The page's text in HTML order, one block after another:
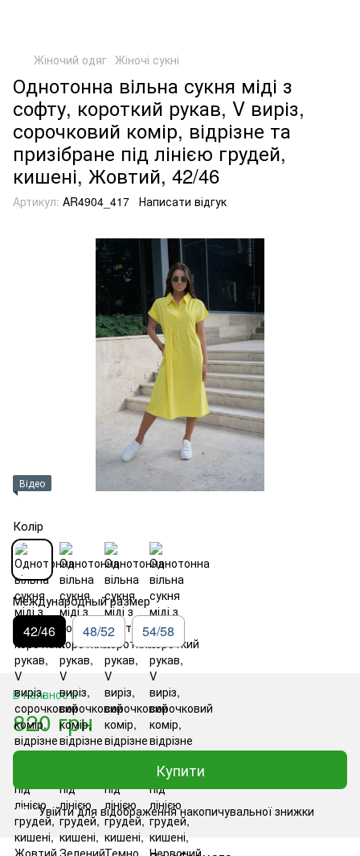
Жіночий одяг Жіночі сукні
Однотонна вільна сукня міді з
софту, короткий рукав, V виріз,
сорочковий комір, відрізне та
призібране під лінією грудей,
кишені, Жовтий, 42/46
Артикул: AR4904_417 Написати відгук
Відео
Колір
Международный размер
42/46 48/52 54/58
В наявності
820 грн
Купити
% Увійтидля відображення накопичувальної знижки